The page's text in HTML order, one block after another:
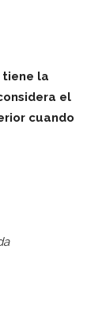
tiene la
el
cuando